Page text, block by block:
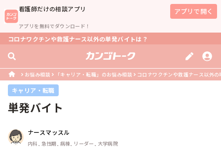
看護師だけの相談アプリ
アプリを無料でダウンロード！
アプリで開く
コロナワクチンや救護ナース以外の単発バイトは？
お悩み相談 「キャリア・転職」のお悩み相談 コロナワクチンや救護ナース以外
キャリア・転職
単発バイト
ナースマッスル
内科, 急性期, 病棟, リーダー, 大学病院